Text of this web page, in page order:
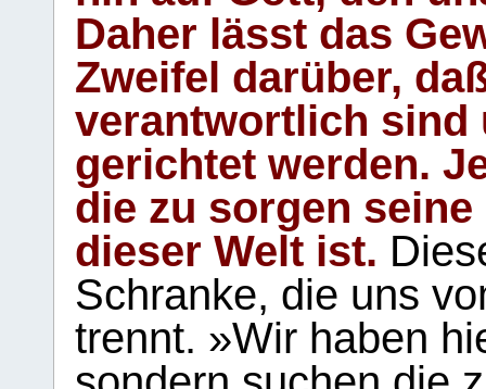
Daher lässt das
Zweifel darüber,
verantwortlich sind
gerichtet werden.
die zu sorgen
dieser Welt ist.
Schranke, die uns
trennt. »Wir haben